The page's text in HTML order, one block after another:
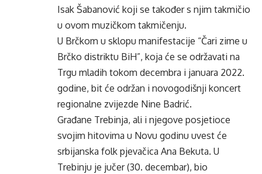
Isak Šabanović koji se također s njim takmičio
u ovom muzičkom takmičenju.
U Brčkom u sklopu manifestacije “Čari zime u
Brčko distriktu BiH”, koja će se održavati na
Trgu mladih tokom decembra i januara 2022.
godine, bit će održan i novogodišnji koncert
regionalne zvijezde Nine Badrić.
Građane Trebinja, ali i njegove posjetioce
svojim hitovima u Novu godinu uvest će
srbijanska folk pjevačica Ana Bekuta. U
Trebinju je jučer (30. decembar), bio